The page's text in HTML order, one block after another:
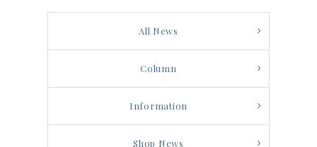
All News
Column
Information
Shop News